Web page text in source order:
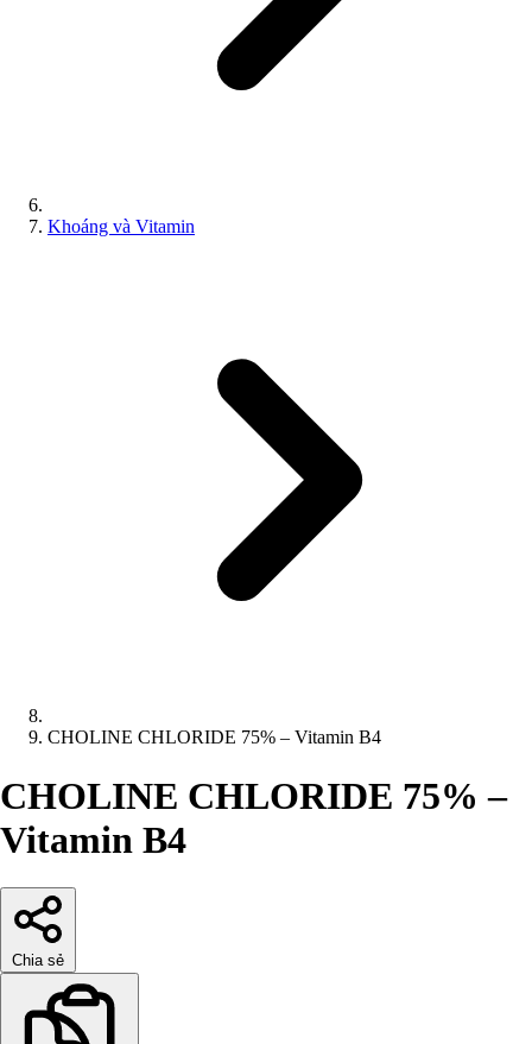
Khoáng và Vitamin
CHOLINE CHLORIDE 75% – Vitamin B4
CHOLINE CHLORIDE 75% –
Vitamin B4
Chia sẻ